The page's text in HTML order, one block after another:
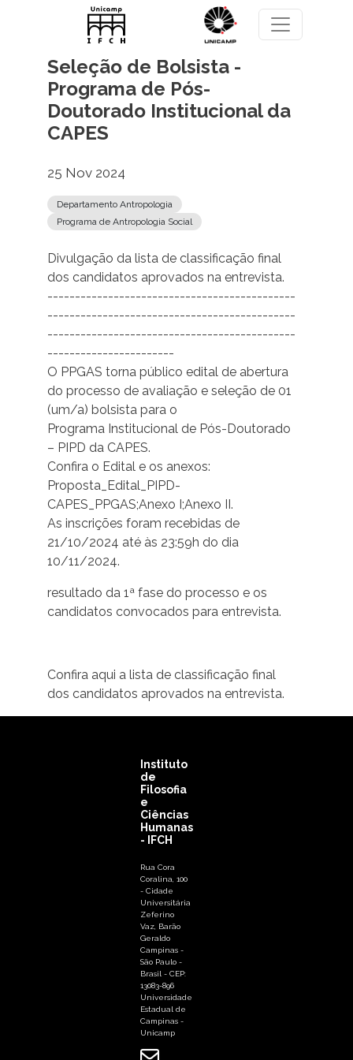
Pular para o conteúdo principal
Seleção de Bolsista -
Programa de Pós-
Doutorado Institucional da
CAPES
25 Nov 2024
Departamento Antropologia
Programa de Antropologia Social
Divulgação da lista de classificação final
dos candidatos aprovados na entrevista.
---------------------------------------------
---------------------------------------------
---------------------------------------------
-----------------------
O PPGAS torna público edital de abertura
do processo de avaliação e seleção de 01
(um/a) bolsista para o
Programa Institucional de Pós-Doutorado
– PIPD da CAPES.
Confira o Edital e os anexos:
Proposta_Edital_PIPD-
CAPES_PPGAS;Anexo I;Anexo II.
As inscrições foram recebidas de
21/10/2024 até às 23:59h do dia
10/11/2024.
resultado da 1ª fase do processo e os
candidatos convocados para entrevista.
Confira aqui a lista de classificação final
dos candidatos aprovados na entrevista.
Instituto
de
Filosofia
e
Ciências
Humanas
- IFCH
Rua Cora
Coralina, 100
- Cidade
Universitária
Zeferino
Vaz, Barão
Geraldo
Campinas -
São Paulo -
Brasil - CEP:
13083-896
Universidade
Estadual de
Campinas -
Unicamp